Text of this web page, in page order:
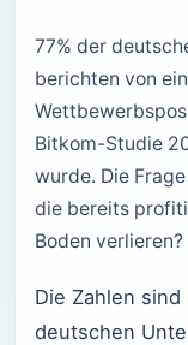
77% der
berichten von
Bitkom-Studie
wurde. Die
die bereits
Boden verlieren?
Die Zahlen
deutschen